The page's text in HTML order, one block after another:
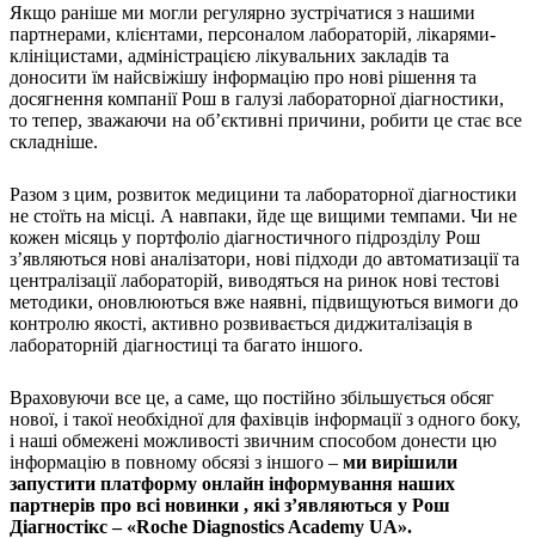
Якщо раніше ми могли регулярно зустрічатися з нашими
партнерами, клієнтами, персоналом лабораторій, лікарями-
клініцистами, адміністрацією лікувальних закладів та
доносити їм найсвіжішу інформацію про нові рішення та
досягнення компанії Рош в галузі лабораторної діагностики,
то тепер, зважаючи на об’єктивні причини, робити це стає все
складніше.
Разом з цим, розвиток медицини та лабораторної діагностики
не стоїть на місці. А навпаки, йде ще вищими темпами. Чи не
кожен місяць у портфоліо діагностичного підрозділу Рош
з’являються нові аналізатори, нові підходи до автоматизації та
централізації лабораторій, виводяться на ринок нові тестові
методики, оновлюються вже наявні, підвищуються вимоги до
контролю якості, активно розвивається диджиталізація в
лабораторній діагностиці та багато іншого.
Враховуючи все це, а саме, що постійно збільшується обсяг
нової, і такої необхідної для фахівців інформації з одного боку,
і наші обмежені можливості звичним способом донести цю
інформацію в повному обсязі з іншого – ми вирішили
запустити платформу онлайн інформування наших
партнерів про всі новинки , які з’являються у Рош
Діагностікс – «Roche Diagnostics Academy UA».